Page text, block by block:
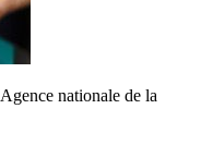
nationale de la